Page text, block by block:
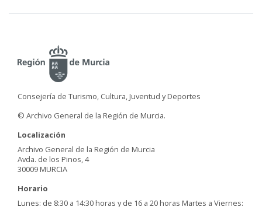
Consejería de Turismo, Cultura, Juventud y Deportes
© Archivo General de la Región de Murcia.
Localización
Archivo General de la Región de Murcia
Avda. de los Pinos, 4
30009 MURCIA
Horario
Lunes: de 8:30 a 14:30 horas y de 16 a 20 horas Martes a Viernes: